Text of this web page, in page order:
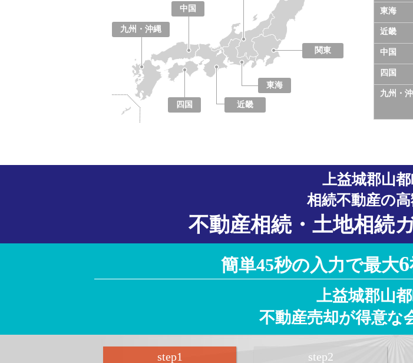
関東
東海
愛知県
岐阜県
三重県
静岡県
近畿
中国
四国
九州・沖縄
東海
近畿
中国
四国
九州・
上益城郡山
相続不動産の
不動産相続・土地相続
簡単45秒の入力で最大6
上益城郡山
不動産売却が得意な
step1 step2